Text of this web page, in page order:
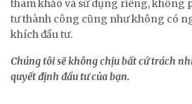
tham khảo và sử dụng riêng, không
tư thành công cũng như không có
khích đầu tư.
Chúng tôi sẽ không chịu bất cứ trách
quyết định đầu tư của bạn.